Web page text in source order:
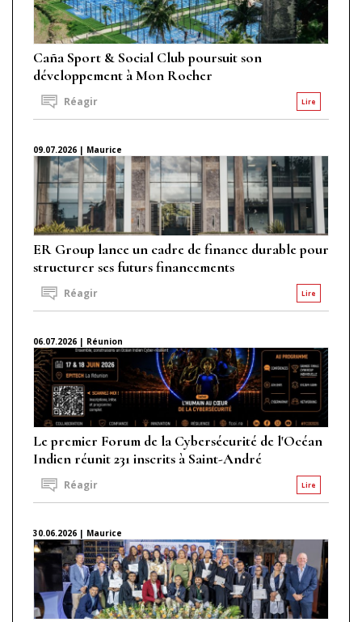
Caña Sport & Social Club poursuit son
développement à Mon Rocher
Lire
Réagir
09.07.2026 | Maurice
ER Group lance un cadre de finance durable pour
structurer ses futurs financements
Lire
Réagir
06.07.2026 | Réunion
Le premier Forum de la Cybersécurité de l'Océan
Indien réunit 231 inscrits à Saint-André
Lire
Réagir
30.06.2026 | Maurice